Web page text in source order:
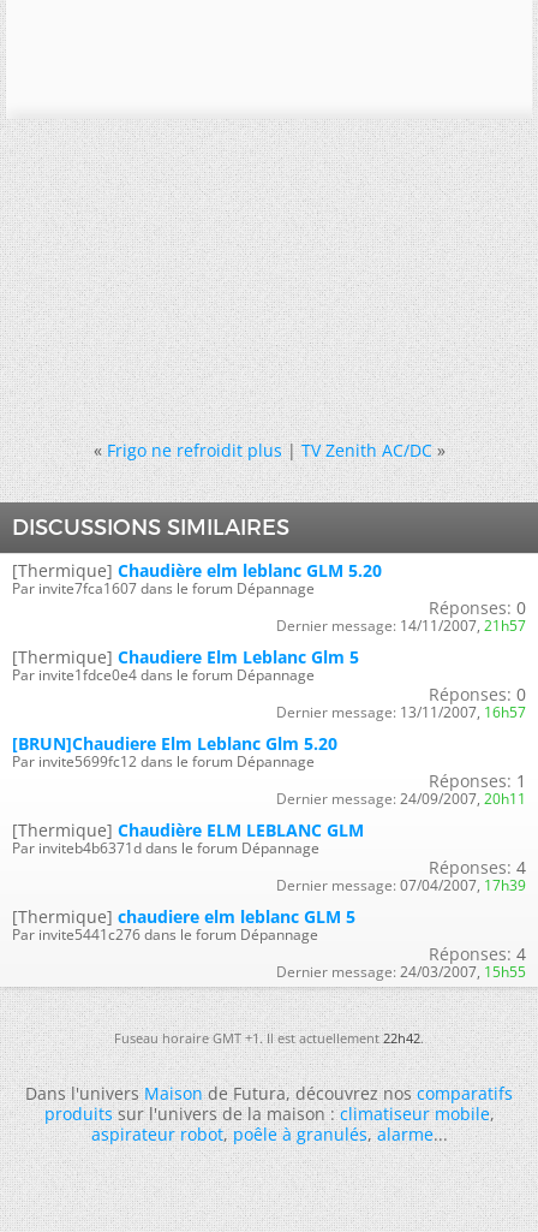
« Frigo ne refroidit plus|TV Zenith AC/DC »
DISCUSSIONS SIMILAIRES
[Thermique] Chaudière elm leblanc GLM 5.20
Par invite7fca1607 dans le forum Dépannage
Réponses: 0
Dernier message: 14/11/2007, 21h57
[Thermique] Chaudiere Elm Leblanc Glm 5
Par invite1fdce0e4 dans le forum Dépannage
Réponses: 0
Dernier message: 13/11/2007, 16h57
[BRUN]Chaudiere Elm Leblanc Glm 5.20
Par invite5699fc12 dans le forum Dépannage
Réponses: 1
Dernier message: 24/09/2007, 20h11
[Thermique] Chaudière ELM LEBLANC GLM
Par inviteb4b6371d dans le forum Dépannage
Réponses: 4
Dernier message: 07/04/2007, 17h39
[Thermique] chaudiere elm leblanc GLM 5
Par invite5441c276 dans le forum Dépannage
Réponses: 4
Dernier message: 24/03/2007, 15h55
Fuseau horaire GMT +1. Il est actuellement22h42.
Dans l'universMaisonde Futura, découvrez noscomparatifs
produitssur l'univers de la maison :climatiseur mobile,
aspirateur robot,poêle à granulés,alarme...